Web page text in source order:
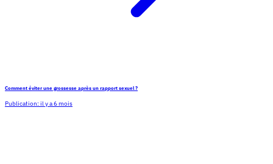
Comment éviter une grossesse après un rapport sexuel ?
Publication: il y a 6 mois